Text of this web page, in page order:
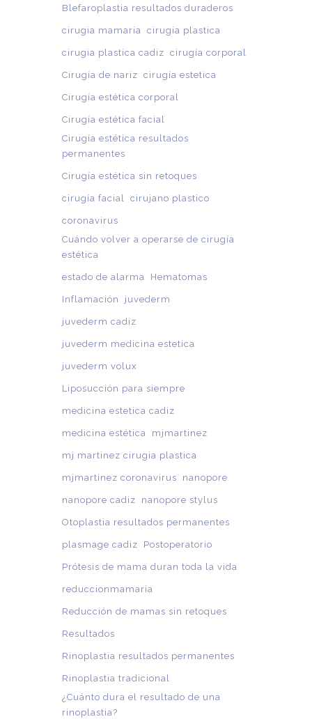
Blefaroplastia resultados duraderos
cirugia mamaria cirugia plastica
cirugia plastica cadiz cirugía corporal
Cirugía de nariz cirugía estetica
Cirugía estética corporal
Cirugía estética facial
Cirugía estética resultados
permanentes
Cirugía estética sin retoques
cirugía facial cirujano plastico
coronavirus
Cuándo volver a operarse de cirugía
estética
estado de alarma Hematomas
Inflamación juvederm
juvederm cadiz
juvederm medicina estetica
juvederm volux
Liposucción para siempre
medicina estetica cadiz
medicina estética mjmartinez
mj martinez cirugia plastica
mjmartinez coronavirus nanopore
nanopore cadiz nanopore stylus
Otoplastia resultados permanentes
plasmage cadiz Postoperatorio
Prótesis de mama duran toda la vida
reduccionmamaria
Reducción de mamas sin retoques
Resultados
Rinoplastia resultados permanentes
Rinoplastia tradicional
¿Cuánto dura el resultado de una
rinoplastia?